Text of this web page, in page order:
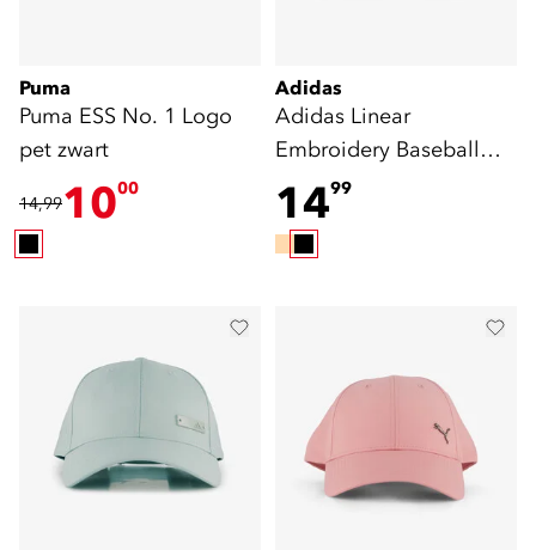
Puma
Puma ESS No. 1 Logo
pet zwart
14,991000
Adidas
Adidas Linear
Embroidery Baseball
pet zwart
1499